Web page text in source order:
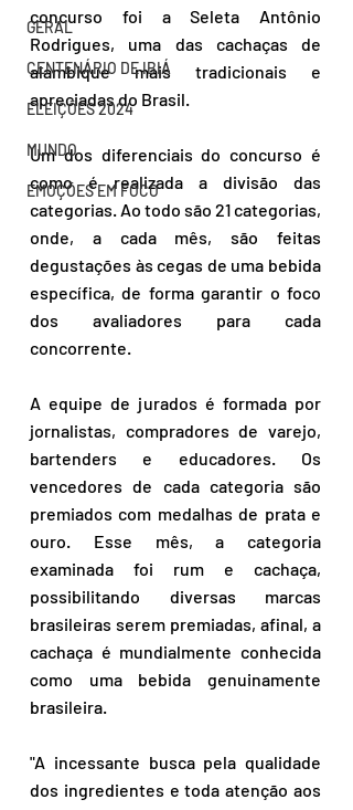
GERAL
CENTENÁRIO DE IBIÁ
ELEIÇÕES 2024
MUNDO
EMOÇÕES EM FOCO
concurso foi a Seleta Antônio
Rodrigues, uma das cachaças de
alambique mais tradicionais e
apreciadas do Brasil.
Um dos diferenciais do concurso é
como é realizada a divisão das
categorias. Ao todo são 21 categorias,
onde, a cada mês, são feitas
degustações às cegas de uma bebida
específica, de forma garantir o foco
dos avaliadores para cada
concorrente.
A equipe de jurados é formada por
jornalistas, compradores de varejo,
bartenders e educadores. Os
vencedores de cada categoria são
premiados com medalhas de prata e
ouro. Esse mês, a categoria
examinada foi rum e cachaça,
possibilitando diversas marcas
brasileiras serem premiadas, afinal, a
cachaça é mundialmente conhecida
como uma bebida genuinamente
brasileira.
"A incessante busca pela qualidade
dos ingredientes e toda atenção aos